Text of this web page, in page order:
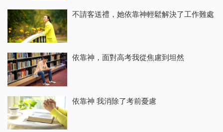
不請客送禮，她依靠神輕鬆解決了工作難處
依靠神，面對高考我從焦慮到坦然
依靠神 我消除了考前憂慮